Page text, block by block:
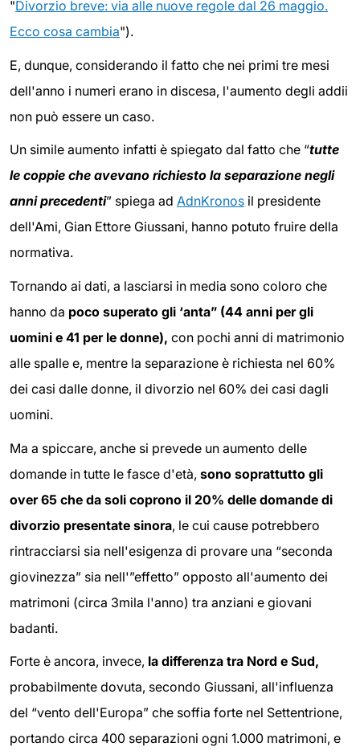
"Divorzio breve: via alle nuove regole dal 26 maggio.
Ecco cosa cambia").
E, dunque, considerando il fatto che nei primi tre mesi
dell'anno i numeri erano in discesa, l'aumento degli addii
non può essere un caso.
Un simile aumento infatti è spiegato dal fatto che “tutte
le coppie che avevano richiesto la separazione negli
anni precedenti” spiega ad AdnKronos il presidente
dell'Ami, Gian Ettore Giussani, hanno potuto fruire della
normativa.
Tornando ai dati, a lasciarsi in media sono coloro che
hanno da poco superato gli ‘anta” (44 anni per gli
uomini e 41 per le donne), con pochi anni di matrimonio
alle spalle e, mentre la separazione è richiesta nel 60%
dei casi dalle donne, il divorzio nel 60% dei casi dagli
uomini.
Ma a spiccare, anche si prevede un aumento delle
domande in tutte le fasce d'età, sono soprattutto gli
over 65 che da soli coprono il 20% delle domande di
divorzio presentate sinora, le cui cause potrebbero
rintracciarsi sia nell'esigenza di provare una “seconda
giovinezza” sia nell'”effetto” opposto all'aumento dei
matrimoni (circa 3mila l'anno) tra anziani e giovani
badanti.
Forte è ancora, invece, la differenza tra Nord e Sud,
probabilmente dovuta, secondo Giussani, all'influenza
del “vento dell'Europa” che soffia forte nel Settentrione,
portando circa 400 separazioni ogni 1.000 matrimoni, e